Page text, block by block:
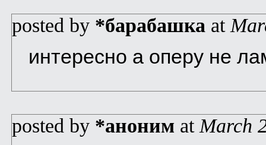
posted by *барабашка at
интересно а оперу не
posted by *аноним at March